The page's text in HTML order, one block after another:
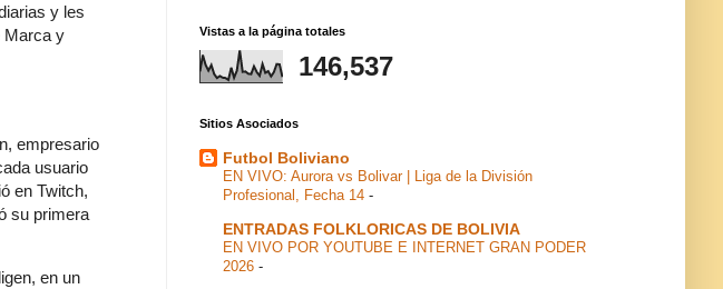
y les
Marca y
empresario
usuario
en Twitch,
su primera
en un
Vistas a la página totales
146,537
Sitios Asociados
Futbol Boliviano
EN VIVO: Aurora vs Bolivar | Liga de la División
Profesional, Fecha 14 -
ENTRADAS FOLKLORICAS DE BOLIVIA
EN VIVO POR YOUTUBE E INTERNET GRAN PODER
2026 -